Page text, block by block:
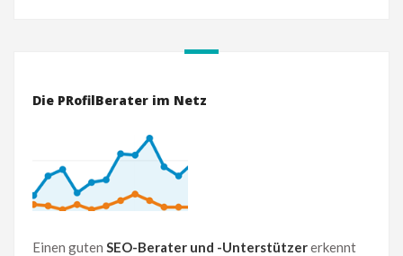
Die PRofilBerater im Netz
Einen guten SEO-Berater und -Unterstützererkennt